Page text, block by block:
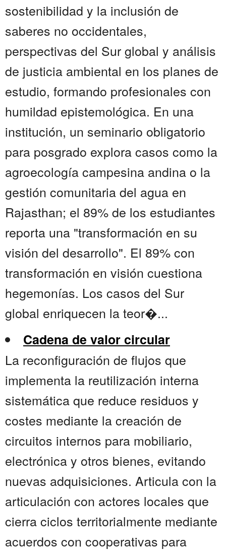
sostenibilidad y la inclusión de
saberes no occidentales,
perspectivas del Sur global y análisis
de justicia ambiental en los planes de
estudio, formando profesionales con
humildad epistemológica. En una
institución, un seminario obligatorio
para posgrado explora casos como la
agroecología campesina andina o la
gestión comunitaria del agua en
Rajasthan; el 89% de los estudiantes
reporta una "transformación en su
visión del desarrollo". El 89% con
transformación en visión cuestiona
hegemonías. Los casos del Sur
global enriquecen la teor�...
Cadena de valor circular
La reconfiguración de flujos que
implementa la reutilización interna
sistemática que reduce residuos y
costes mediante la creación de
circuitos internos para mobiliario,
electrónica y otros bienes, evitando
nuevas adquisiciones. Articula con la
articulación con actores locales que
cierra ciclos territorialmente mediante
acuerdos con cooperativas para